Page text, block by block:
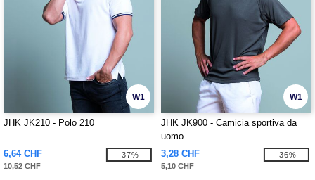
W1
JHK JK210 - Polo 210
6,64 CHF
10,52 CHF
-37%
W1
JHK JK900 - Camicia sportiva da
uomo
3,28 CHF
5,10 CHF
-36%